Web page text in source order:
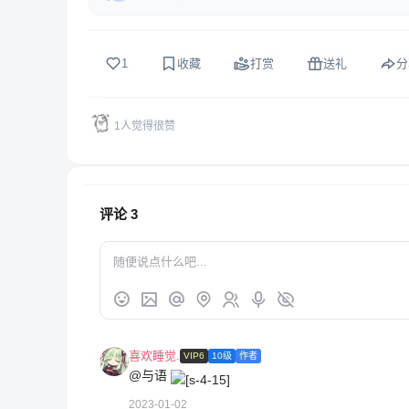
1 收藏 打赏 送礼
1人觉得很赞
评论3
喜欢睡觉. VIP6 10级 作者
@与语
2023-01-02